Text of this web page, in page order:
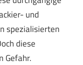
und
spezialisierten
diese
Gefahr.